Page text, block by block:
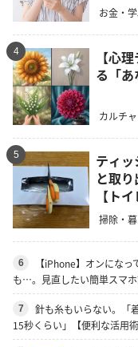
お金・
4
【心
る「あ
カルチ
5
ティ
と取
【ト
掃除・
6
【iPhone】オンにな
も…。見直したい簡単スマ
7
針も糸もいらない。「
15秒くらい」【便利な活用術